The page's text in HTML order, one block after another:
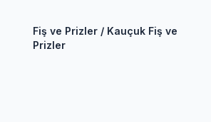
Fiş ve Prizler / Kauçuk Fiş ve
Prizler